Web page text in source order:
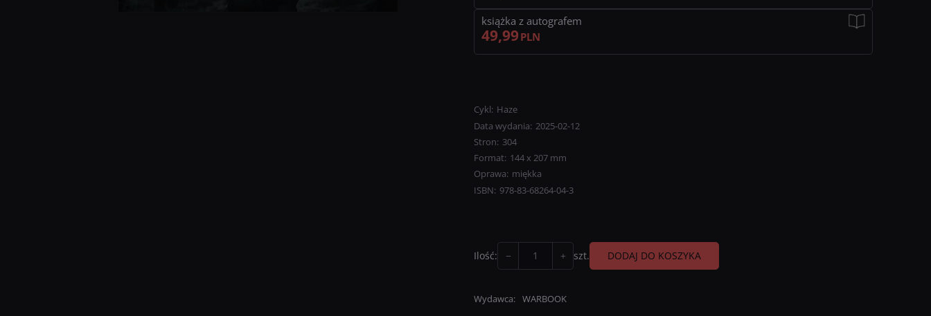
książka z autografem
49,99PLN
Cykl: Haze
Data wydania: 2025-02-12
Stron: 304
Format: 144 x 207 mm
Oprawa: miękka
ISBN: 978-83-68264-04-3
Ilość: − + szt. DODAJ DO KOSZYKA
Wydawca: WARBOOK